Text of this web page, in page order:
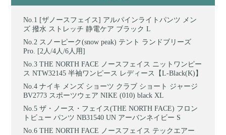
[ザノースフェイス] アルパインライトパンツ メン
ズ 撥水 ストレッチ 静電ケア ブラック L
スノーピーク(snow peak) テント ランドブリーズ
Pro. [2人/4人/6人用]
THE NORTH FACE ノースフェイス ニットワンピー
ス NTW32145 半袖ワンピース レディース【L-Black(K)】
ナイキ メンズ ショーツ クラブ ショート ジャージ
BV2773 スポーツウェア NIKE (010) black XL
ザ・ノース・フェイス(THE NORTH FACE) フロン
トビュー パンツ NB31540 UN アーバンネイビー S
THE NORTH FACE ノースフェイス テックエアー